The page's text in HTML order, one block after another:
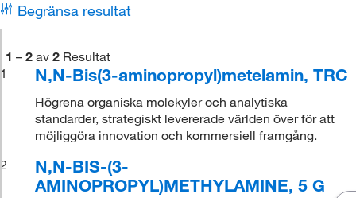
Begränsa resultat
1 – 2 av 2 Resultat
1
N,N-Bis(3-aminopropyl)metelamin, TRC
Högrena organiska molekyler och analytiska
standarder, strategiskt levererade världen över för att
möjliggöra innovation och kommersiell framgång.
2
N,N-BIS-(3-
AMINOPROPYL)METHYLAMINE, 5 G